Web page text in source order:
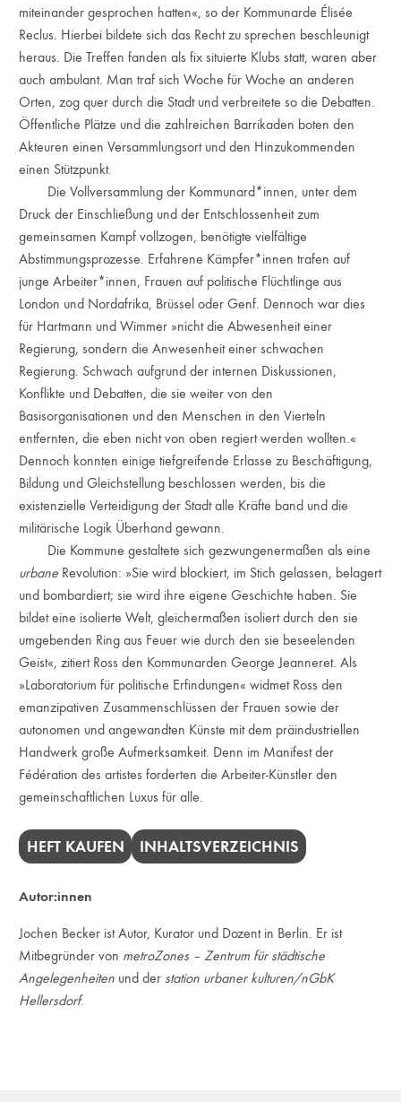
miteinander gesprochen hatten«, so der Kommunarde Élisée
Reclus. Hierbei bildete sich das Recht zu sprechen beschleunigt
heraus. Die Treffen fanden als fix situierte Klubs statt, waren aber
auch ambulant. Man traf sich Woche für Woche an anderen
Orten, zog quer durch die Stadt und verbreitete so die Debatten.
Öffentliche Plätze und die zahlreichen Barrikaden boten den
Akteuren einen Versammlungsort und den Hinzukommenden
einen Stützpunkt.
Die Vollversammlung der Kommunard*innen, unter dem
Druck der Einschließung und der Entschlossenheit zum
gemeinsamen Kampf vollzogen, benötigte vielfältige
Abstimmungsprozesse. Erfahrene Kämpfer*innen trafen auf
junge Arbeiter*innen, Frauen auf politische Flüchtlinge aus
London und Nordafrika, Brüssel oder Genf. Dennoch war dies
für Hartmann und Wimmer »nicht die Abwesenheit einer
Regierung, sondern die Anwesenheit einer schwachen
Regierung. Schwach aufgrund der internen Diskussionen,
Konflikte und Debatten, die sie weiter von den
Basisorganisationen und den Menschen in den Vierteln
entfernten, die eben nicht von oben regiert werden wollten.«
Dennoch konnten einige tiefgreifende Erlasse zu Beschäftigung,
Bildung und Gleichstellung beschlossen werden, bis die
existenzielle Verteidigung der Stadt alle Kräfte band und die
militärische Logik Überhand gewann.
Die Kommune gestaltete sich gezwungenermaßen als eine
urbane Revolution: »Sie wird blockiert, im Stich gelassen, belagert
und bombardiert; sie wird ihre eigene Geschichte haben. Sie
bildet eine isolierte Welt, gleichermaßen isoliert durch den sie
umgebenden Ring aus Feuer wie durch den sie beseelenden
Geist«, zitiert Ross den Kommunarden George Jeanneret. Als
»Laboratorium für politische Erfindungen« widmet Ross den
emanzipativen Zusammenschlüssen der Frauen sowie der
autonomen und angewandten Künste mit dem präindustriellen
Handwerk große Aufmerksamkeit. Denn im Manifest der
Fédération des artistes forderten die Arbeiter-Künstler den
gemeinschaftlichen Luxus für alle.
HEFT KAUFEN INHALTSVERZEICHNIS
Autor:innen
Jochen Becker ist Autor, Kurator und Dozent in Berlin. Er ist
Mitbegründer von metroZones – Zentrum für städtische
Angelegenheiten und der station urbaner kulturen/nGbK
Hellersdorf.